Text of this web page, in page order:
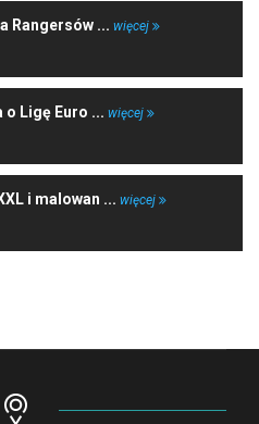
Rangersów ... więcej
Ligę Euro ... więcej
i malowan ... więcej